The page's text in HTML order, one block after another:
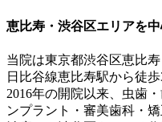
恵比寿・渋谷区エリアを
当院は東京都渋谷区恵比
日比谷線恵比寿駅から徒
2016年の開院以来、虫歯
ンプラント・審美歯科・